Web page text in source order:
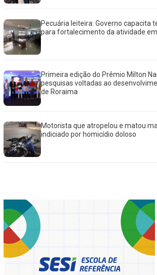
Pecuária leiteira: Governo capacita
para fortalecimento da atividade
Primeira edição do Prêmio Milton
pesquisas voltadas ao
de Roraima
Motorista que atropelou e matou
indiciado por homicídio doloso